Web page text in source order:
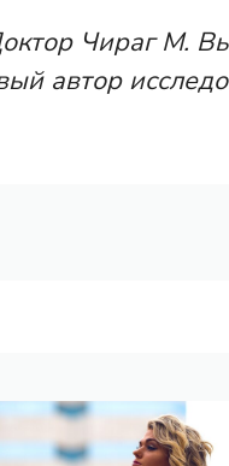
Чираг М.
автор